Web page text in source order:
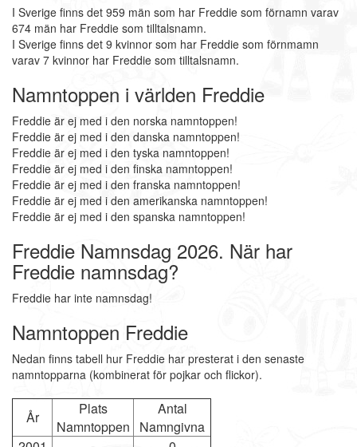
I Sverige finns det 959 män som har Freddie som förnamn varav
674 män har Freddie som tilltalsnamn.
I Sverige finns det 9 kvinnor som har Freddie som förnmamn
varav 7 kvinnor har Freddie som tilltalsnamn.
Namntoppen i världen Freddie
Freddie är ej med i den norska namntoppen!
Freddie är ej med i den danska namntoppen!
Freddie är ej med i den tyska namntoppen!
Freddie är ej med i den finska namntoppen!
Freddie är ej med i den franska namntoppen!
Freddie är ej med i den amerikanska namntoppen!
Freddie är ej med i den spanska namntoppen!
Freddie Namnsdag 2026. När har
Freddie namnsdag?
Freddie har inte namnsdag!
Namntoppen Freddie
Nedan finns tabell hur Freddie har presterat i den senaste
namntopparna (kombinerat för pojkar och flickor).
År
Plats
Namntoppen
Antal
Namngivna